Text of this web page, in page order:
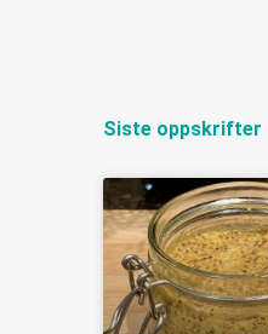
Siste oppskrifter